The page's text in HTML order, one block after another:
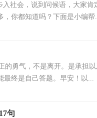
社会，说到问候语，大家肯
，你都知道吗？下面是小编帮
勇气，不是离开。是承担
最终是自己答题。早安！以...
句